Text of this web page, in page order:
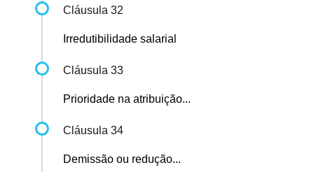
Cláusula 32
Irredutibilidade salarial
Cláusula 33
Prioridade na atribuição...
Cláusula 34
Demissão ou redução...